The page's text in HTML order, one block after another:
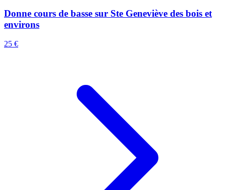
Donne cours de basse sur Ste Geneviève des bois et
environs
25 €